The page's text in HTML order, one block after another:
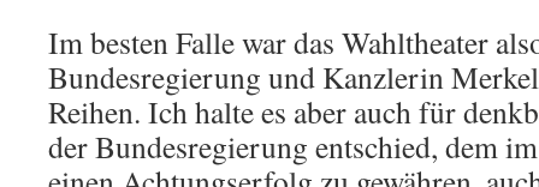
Im besten Falle war das Wahltheater
Bundesregierung und Kanzlerin
Reihen. Ich halte es aber auch für
der Bundesregierung entschied, dem